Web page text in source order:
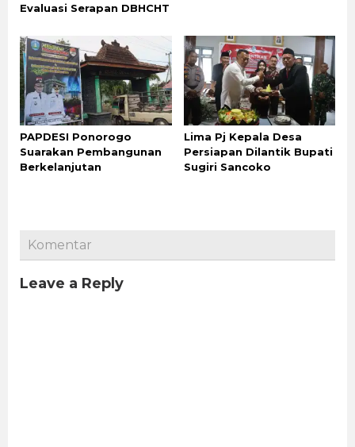
Evaluasi Serapan DBHCHT
PAPDESI Ponorogo
Suarakan Pembangunan
Berkelanjutan
Lima Pj Kepala Desa
Persiapan Dilantik Bupati
Sugiri Sancoko
Komentar
Leave a Reply